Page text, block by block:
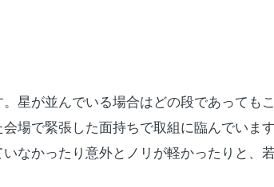
星が並んでいる場合はどの段であっても
場で緊張した面持ちで取組に臨んでいま
なかったり意外とノリが軽かったりと、